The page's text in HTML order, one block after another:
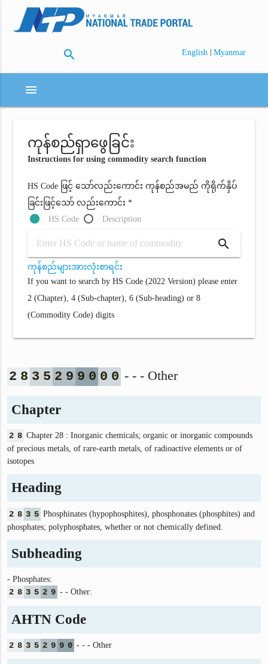
search English | Myanmar
menu
ကုန်စည်ရှာဖွေခြင်း
Instructions for using commodity search function
HS Code ဖြင့် သော်လည်းကောင်း ကုန်စည်အမည် ကိုရိုက်နှိပ်
ခြင်းဖြင့်သော် လည်းကောင်း *
HS Code
Description
search
ကုန်စည်များအားလုံးစာရင်း
If you want to search by HS Code (2022 Version) please enter
2 (Chapter), 4 (Sub-chapter), 6 (Sub-heading) or 8
(Commodity Code) digits
2 8 3 5 2 9 9 0 0 0 - - - Other
Chapter
2 8 Chapter 28 : Inorganic chemicals; organic or inorganic compounds
of precious metals, of rare-earth metals, of radioactive elements or of
isotopes
Heading
2 8 3 5 Phosphinates (hypophosphites), phosphonates (phosphites) and
phosphates; polyphosphates, whether or not chemically defined.
Subheading
- Phosphates:
2 8 3 5 2 9 - - Other:
AHTN Code
2 8 3 5 2 9 9 0 - - - Other